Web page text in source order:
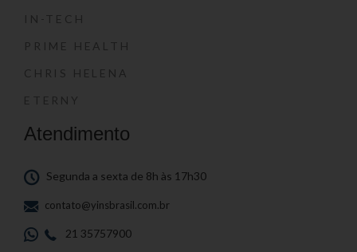
IN-TECH
PRIME HEALTH
CHRIS HELENA
ETERNY
Atendimento
Segunda a sexta de 8h às 17h30
contato@yinsbrasil.com.br
21 35757900